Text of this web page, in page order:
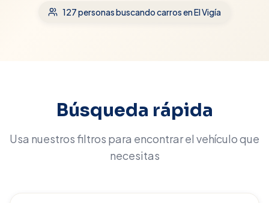
127personas buscando carrosen El Vigía
Búsqueda rápida
Usa nuestros filtros para encontrar el vehículo que
necesitas